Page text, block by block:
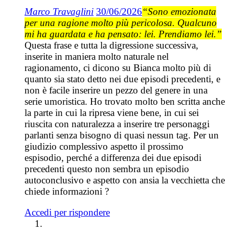
Marco Travaglini 30/06/2026“Sono emozionata
per una ragione molto più pericolosa. Qualcuno
mi ha guardata e ha pensato: lei. Prendiamo lei.”
Questa frase e tutta la digressione successiva,
inserite in maniera molto naturale nel
ragionamento, ci dicono su Bianca molto più di
quanto sia stato detto nei due episodi precedenti, e
non è facile inserire un pezzo del genere in una
serie umoristica. Ho trovato molto ben scritta anche
la parte in cui la ripresa viene bene, in cui sei
riuscita con naturalezza a inserire tre personaggi
parlanti senza bisogno di quasi nessun tag. Per un
giudizio complessivo aspetto il prossimo
espisodio, perché a differenza dei due episodi
precedenti questo non sembra un episodio
autoconclusivo e aspetto con ansia la vecchietta che
chiede informazioni ?
Accedi per rispondere